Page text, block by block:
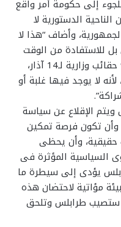
إلى حكومة أمر واقع
الدستورية لا
وأضاف “هذا لا
للاستفادة من الوقت
المتبقى للقبول بصيغة “9- 9- 6 ” (9 حقائب وزارية لـ14 آذار،
لأنه لا يوجد فيها غلبة أو
الإقلاع عن سياسة
تكون فرصة تمكين
حقيقية، وأن يحظى
السياسية المؤثرة فى
يؤدى إلى سيطرة ما
مؤاتية لاحتضان هذه
ستصيب طرابلس وتلحق